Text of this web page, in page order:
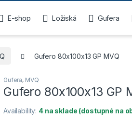
E-shop Ložiská Gufera
Gufero 80x100x13 GP MVQ
Gufera, MVQ
Gufero 80x100x13 GP
Availability: 4 na sklade (dostupné na